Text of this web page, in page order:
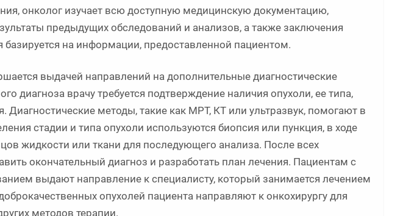
онколог изучает всю доступную медицинскую документацию,
предыдущих обследований и анализов, а также заключения
базируется на информации, предоставленной пациентом.
выдачей направлений на дополнительные диагностические
диагноза врачу требуется подтверждение наличия опухоли, ее типа,
Диагностические методы, такие как МРТ, КТ или ультразвук, помогают в
стадии и типа опухоли используются биопсия или пункция, в ходе
жидкости или ткани для последующего анализа. После всех
окончательный диагноз и разработать план лечения. Пациентам с
выдают направление к специалисту, который занимается лечением
опухолей пациента направляют к онкохирургу для
методов терапии.